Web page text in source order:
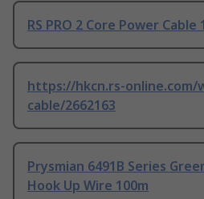
RS PRO 2 Core Power Cable
https://hkcn.rs-online.com/
cable/2662163
Prysmian 6491B Series
Hook Up Wire 100m